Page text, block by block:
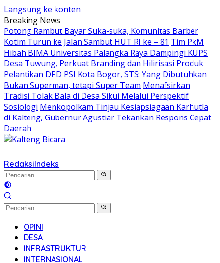
Langsung ke konten
Breaking News
Potong Rambut Bayar Suka-suka, Komunitas Barber
Kotim Turun ke Jalan Sambut HUT RI ke – 81 Tim PkM
Hibah BIMA Universitas Palangka Raya Dampingi KUPS
Desa Tuwung, Perkuat Branding dan Hilirisasi Produk
Pelantikan DPD PSI Kota Bogor, STS: Yang Dibutuhkan
Bukan Superman, tetapi Super Team Menafsirkan
Tradisi Tolak Bala di Desa Sikui Melalui Perspektif
Sosiologi Menkopolkam Tinjau Kesiapsiagaan Karhutla
di Kalteng, Gubernur Agustiar Tekankan Respons Cepat
Daerah
RedaksiIndeks
OPINI
DESA
INFRASTRUKTUR
INTERNASIONAL